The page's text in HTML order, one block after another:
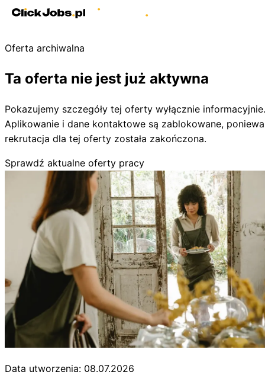
Oferta archiwalna
Ta oferta nie jest już aktywna
Pokazujemy szczegóły tej oferty wyłącznie informacyjnie.
Aplikowanie i dane kontaktowe są zablokowane,
rekrutacja dla tej oferty została zakończona.
Sprawdź aktualne oferty pracy
Data utworzenia: 08.07.2026